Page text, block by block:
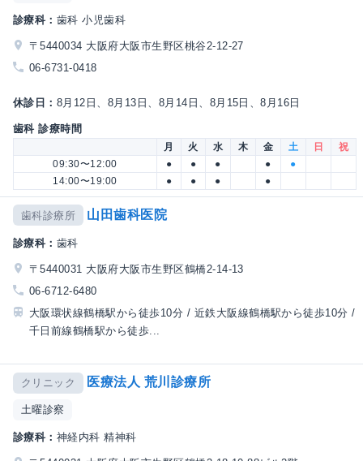
診療科： 歯科 小児歯科
〒5440034 大阪府大阪市生野区桃谷2-12-27
06-6731-0418
休診日： 8月12日、8月13日、8月14日、8月15日、8月16日
歯科 診療時間
月 火 水 木 金 土 日
祝
09:30〜12:00
● ● ● ●
●
14:00〜19:00
● ● ● ●
歯科診療所 山田歯科医院
診療科： 歯科
〒5440031 大阪府大阪市生野区鶴橋2-14-13
06-6712-6480
大阪環状線鶴橋駅から徒歩10分 / 近鉄大阪線鶴橋駅から徒歩10分 /
千日前線鶴橋駅から徒歩...
クリニック 医療法人 荒川診療所
土曜診察
診療科： 神経内科 精神科